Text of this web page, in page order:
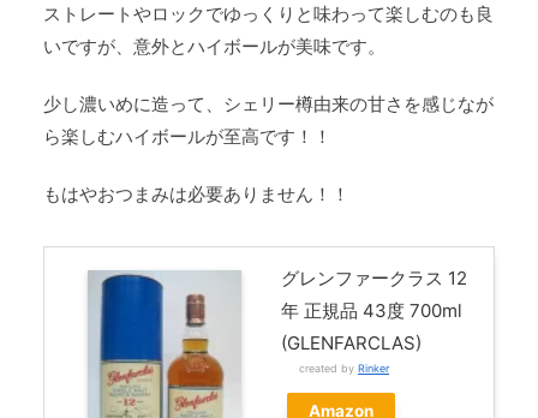
ストレートやロックでゆっくりと味わって楽しむのも良
いですが、意外とハイボールが美味です。
少し濃いめに造って、シェリー樽由来の甘さを感じなが
ら楽しむハイボールが至高です！！
もはやおつまみは必要ありません！！
グレンファークラス 12
年 正規品 43度 700ml
(GLENFARCLAS)
created by Rinker
Amazon